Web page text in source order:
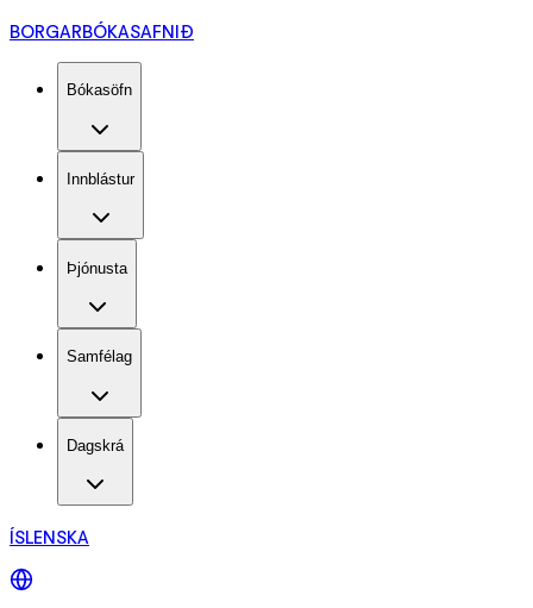
BORGARBÓKASAFNIÐ
Bókasöfn
Innblástur
Þjónusta
Samfélag
Dagskrá
ÍSLENSKA